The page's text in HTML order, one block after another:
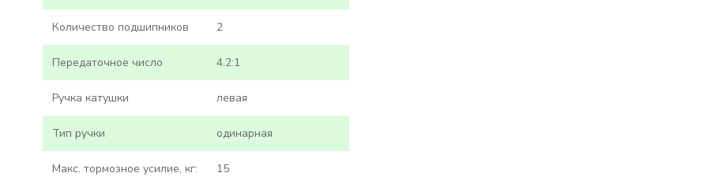
Количество подшипников 2
Передаточное число 4.2:1
Ручка катушки левая
Тип ручки одинарная
Макс. тормозное усилие, кг: 15